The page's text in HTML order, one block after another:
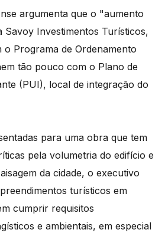
argumenta que o "aumento
Savoy Investimentos Turísticos,
o Programa de Ordenamento
tão pouco com o Plano de
(PUI), local de integração do
para uma obra que tem
pela volumetria do edifício e
da cidade, o executivo
turísticos em
cumprir requisitos
e ambientais, em especial